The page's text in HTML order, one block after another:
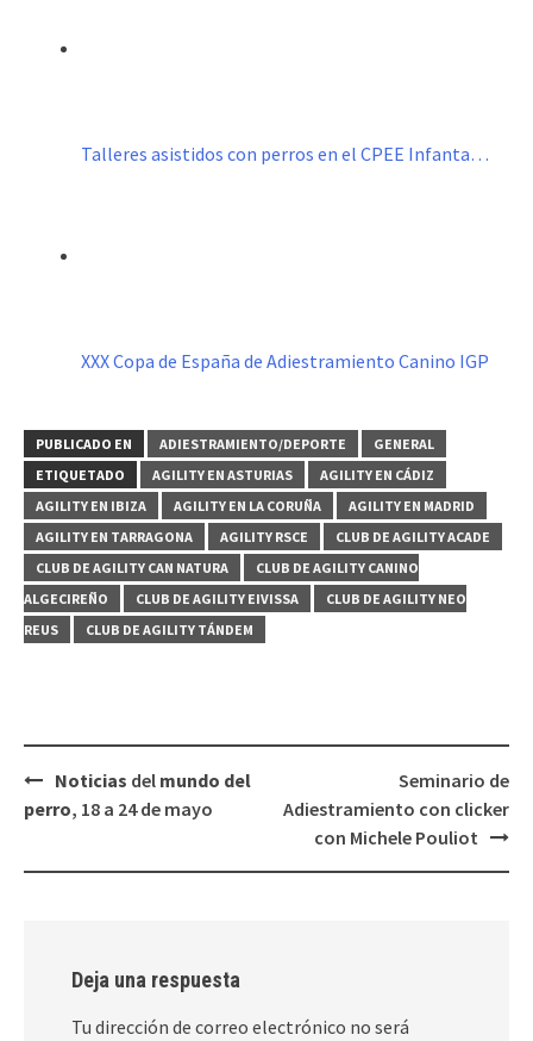
Talleres asistidos con perros en el CPEE Infanta…
XXX Copa de España de Adiestramiento Canino IGP
PUBLICADO EN ADIESTRAMIENTO/DEPORTE
GENERAL
ETIQUETADO
AGILITY EN ASTURIAS
AGILITY EN CÁDIZ
AGILITY EN IBIZA
AGILITY EN LA CORUÑA
AGILITY EN MADRID
AGILITY EN TARRAGONA
AGILITY RSCE
CLUB DE AGILITY ACADE
CLUB DE AGILITY CAN NATURA
CLUB DE AGILITY CANINO
ALGECIREÑO
CLUB DE AGILITY EIVISSA
CLUB DE AGILITY NEO
REUS
CLUB DE AGILITY TÁNDEM
Navegación
de
Noticias del mundo del
perro, 18 a 24 de mayo
Seminario de
Adiestramiento con clicker
con Michele Pouliot
Deja una respuesta
Tu dirección de correo electrónico no será